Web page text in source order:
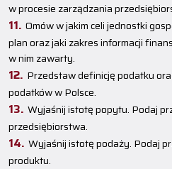
w procesie zarządzania
Omów w jakim celi jednostki
plan oraz jaki zakres informacji
w nim zawarty.
Przedstaw definicję podatku
podatków w Polsce.
Wyjaśnij istotę popytu. Podaj
przedsiębiorstwa.
Wyjaśnij istotę podaży. Podaj
produktu.